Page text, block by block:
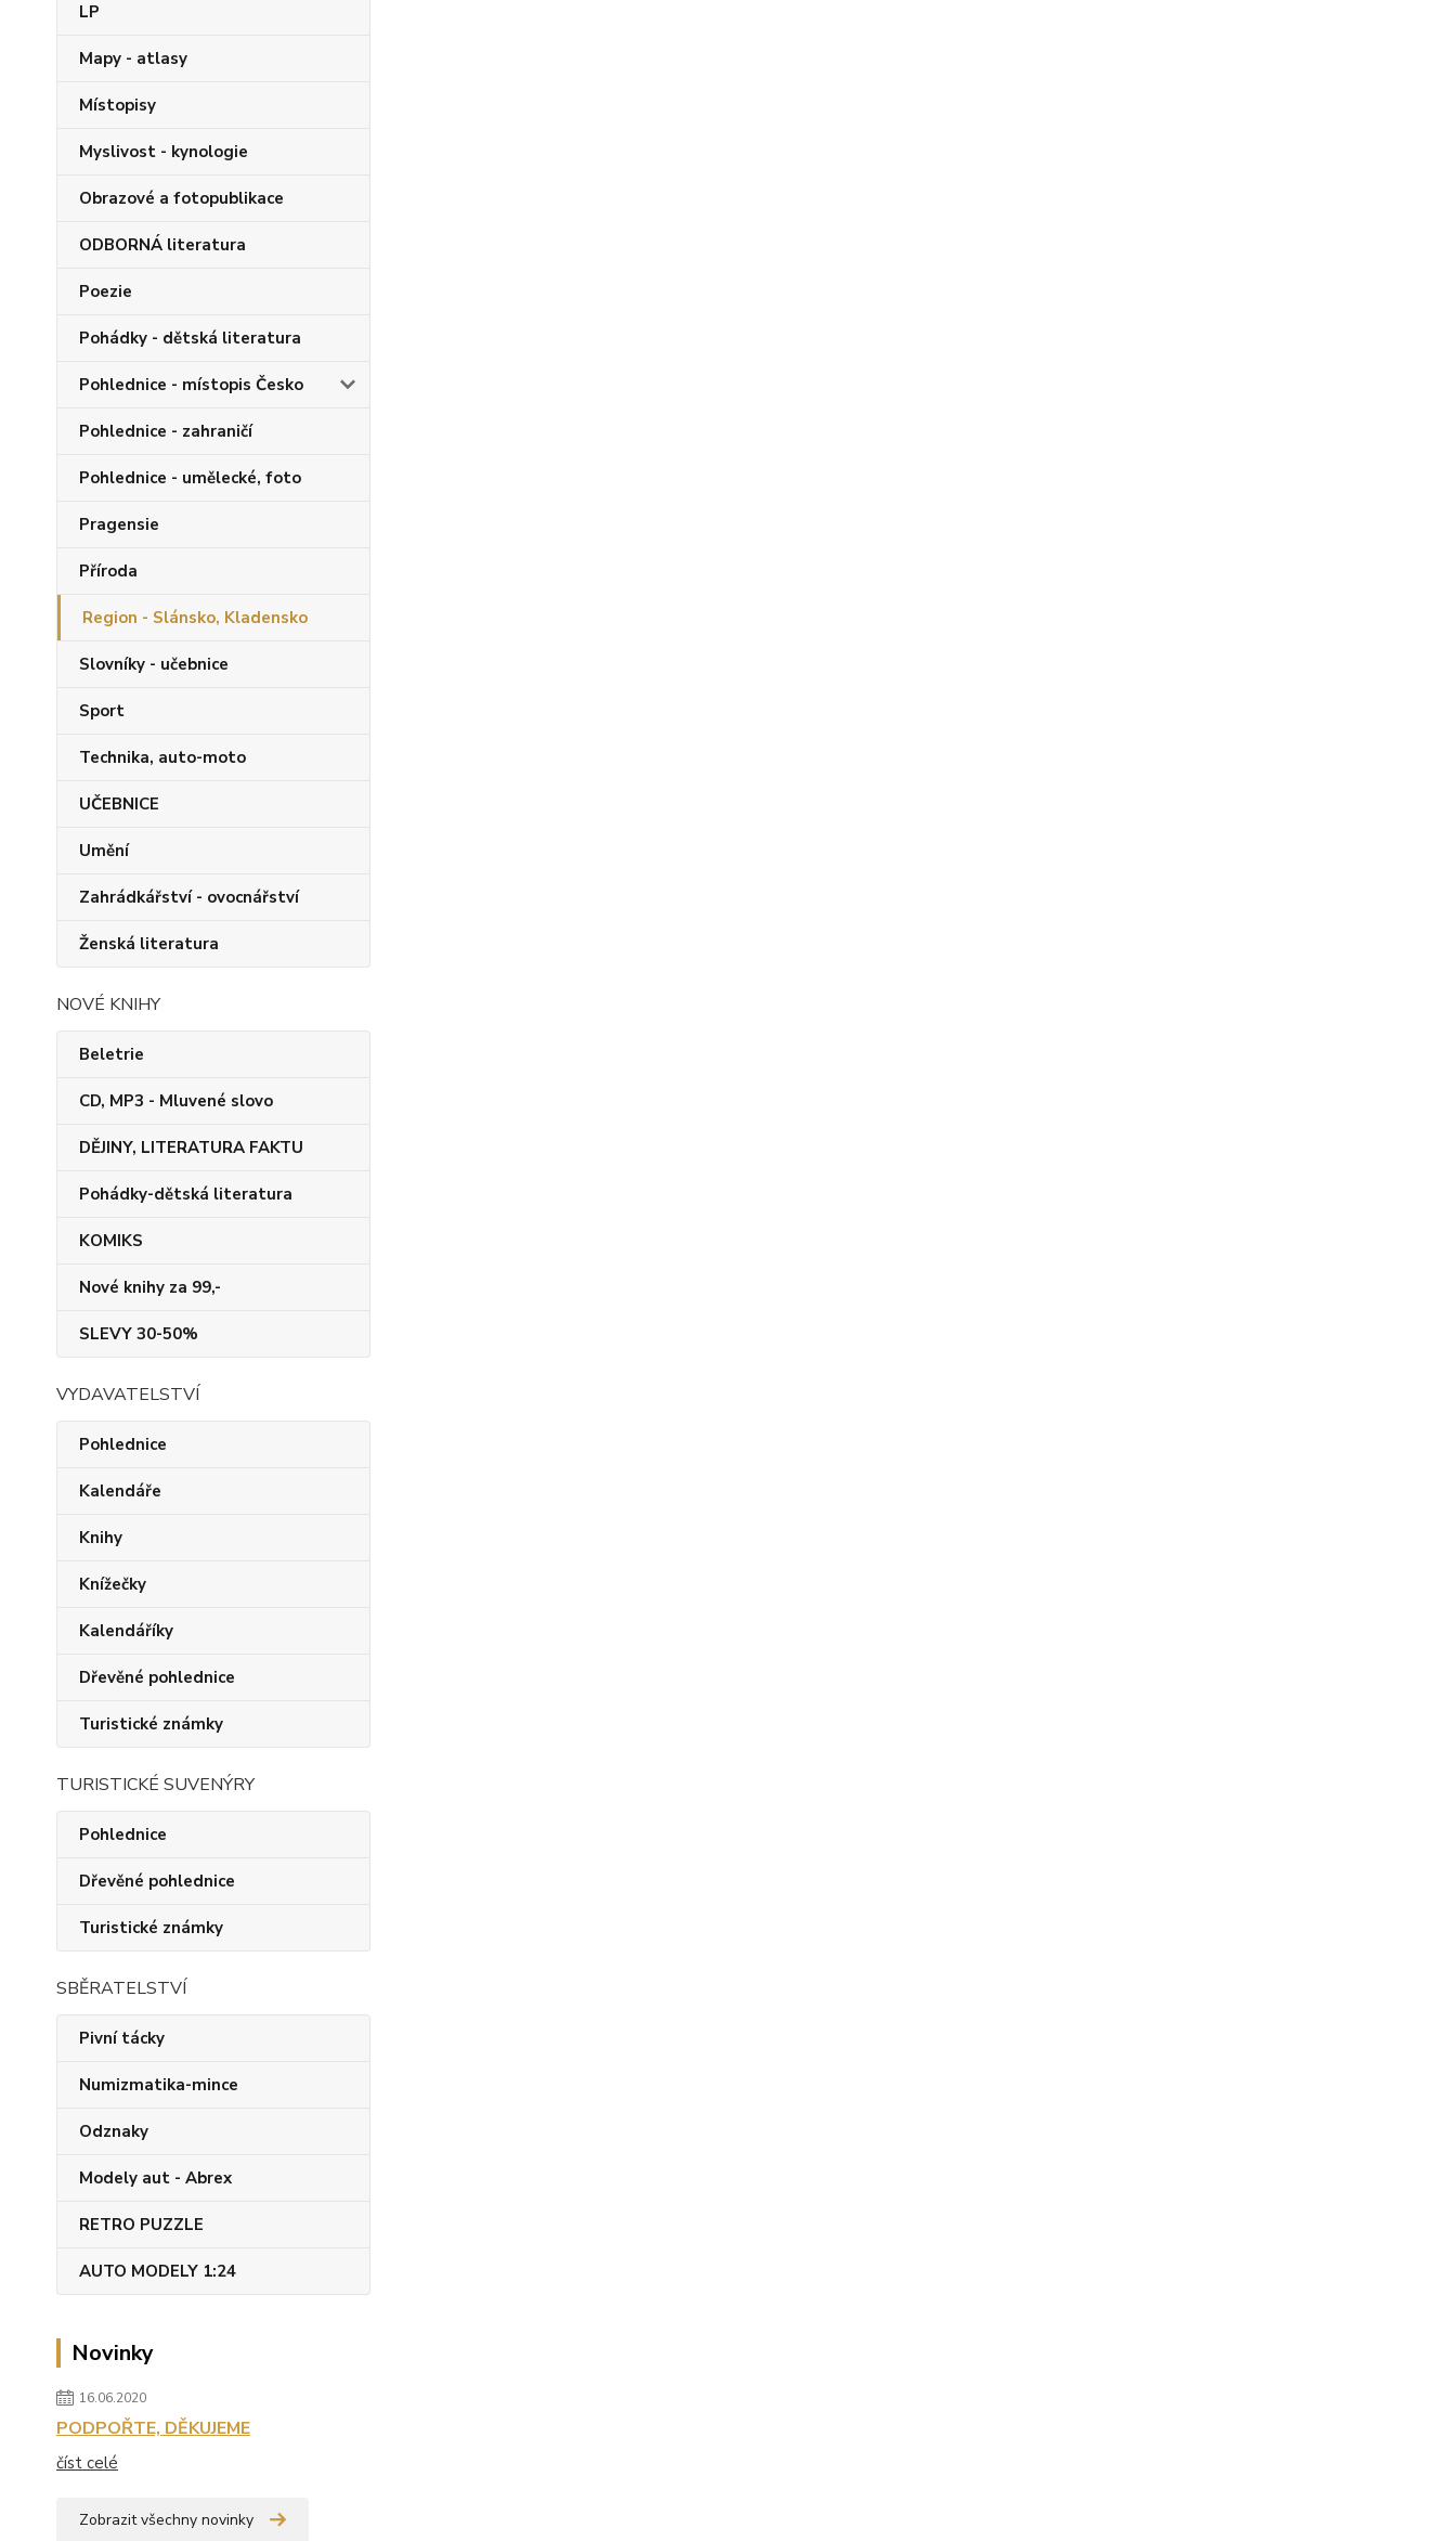
LP
Mapy - atlasy
Místopisy
Myslivost - kynologie
Obrazové a fotopublikace
ODBORNÁ literatura
Poezie
Pohádky - dětská literatura
Pohlednice - místopis Česko
Pohlednice - zahraničí
Pohlednice - umělecké, foto
Pragensie
Příroda
Region - Slánsko, Kladensko
Slovníky - učebnice
Sport
Technika, auto-moto
UČEBNICE
Umění
Zahrádkářství - ovocnářství
Ženská literatura
NOVÉ KNIHY
Beletrie
CD, MP3 - Mluvené slovo
DĚJINY, LITERATURA FAKTU
Pohádky-dětská literatura
KOMIKS
Nové knihy za 99,-
SLEVY 30-50%
VYDAVATELSTVÍ
Pohlednice
Kalendáře
Knihy
Knížečky
Kalendáříky
Dřevěné pohlednice
Turistické známky
TURISTICKÉ SUVENÝRY
Pohlednice
Dřevěné pohlednice
Turistické známky
SBĚRATELSTVÍ
Pivní tácky
Numizmatika-mince
Odznaky
Modely aut - Abrex
RETRO PUZZLE
AUTO MODELY 1:24
Novinky
16.06.2020
PODPOŘTE, DĚKUJEME
číst celé
Zobrazit všechny novinky